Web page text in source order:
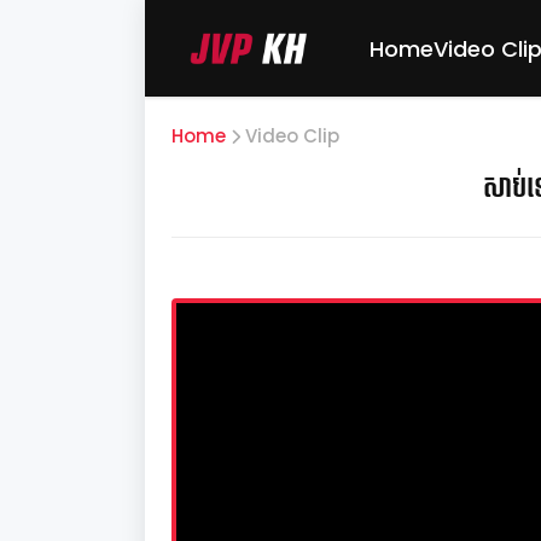
HomeVideo Clip
Home Video Clip
សាប់